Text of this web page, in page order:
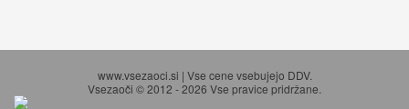
www.vsezaoci.si | Vse cene vsebujejo DDV.
Vsezaoči © 2012 - 2026 Vse pravice pridržane.